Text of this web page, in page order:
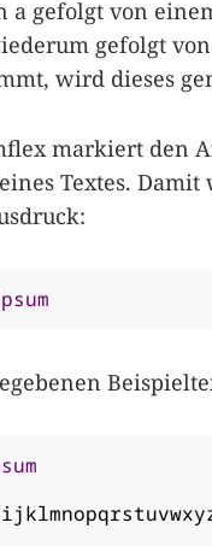
a gefolgt von
gefolgt
wird dieses
markiert den
Textes. Damit